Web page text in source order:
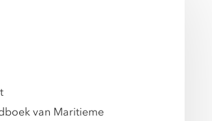
van Maritieme